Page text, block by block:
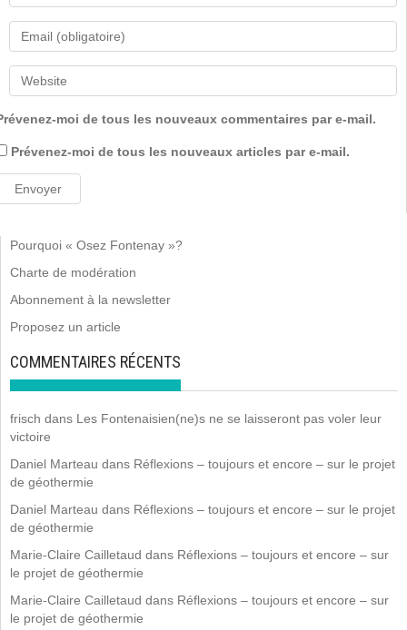
moi de tous les nouveaux commentaires par e-mail.
Prévenez-moi de tous les nouveaux articles par e-mail.
Pourquoi « Osez Fontenay »?
Charte de modération
Abonnement à la newsletter
Proposez un article
COMMENTAIRES RÉCENTS
frisch dans Les Fontenaisien(ne)s ne se laisseront pas voler leur
victoire
Daniel Marteau dans Réflexions – toujours et encore – sur le projet
de géothermie
Daniel Marteau dans Réflexions – toujours et encore – sur le projet
de géothermie
Marie-Claire Cailletaud dans Réflexions – toujours et encore – sur
le projet de géothermie
Marie-Claire Cailletaud dans Réflexions – toujours et encore – sur
le projet de géothermie